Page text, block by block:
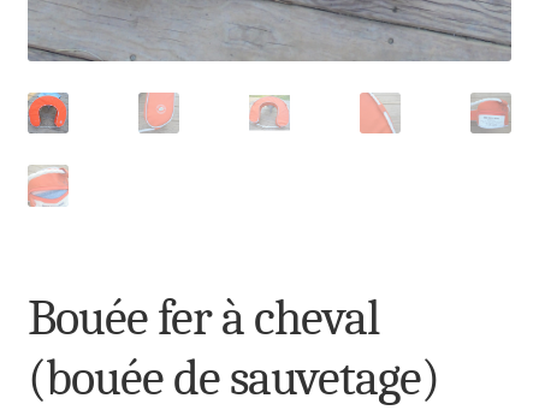
Bouée fer à cheval
(bouée de sauvetage)